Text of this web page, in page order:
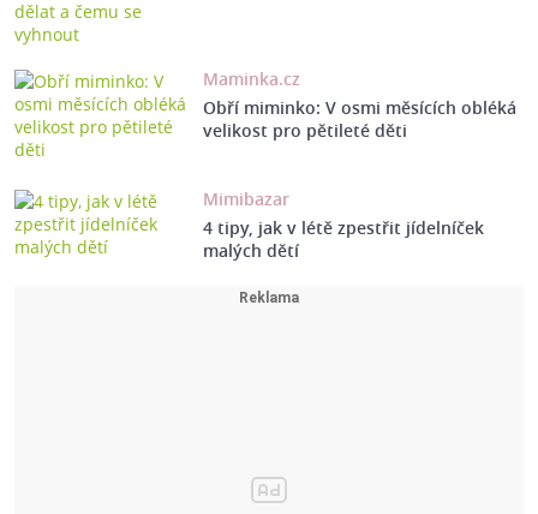
Maminka.cz
Obří miminko: V osmi měsících obléká
velikost pro pětileté děti
Mimibazar
4 tipy, jak v létě zpestřit jídelníček
malých dětí